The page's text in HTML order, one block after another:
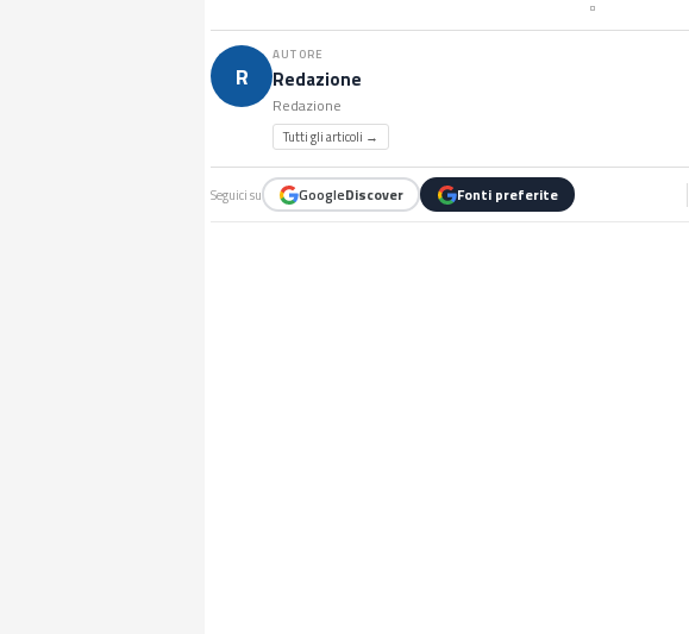
R
AUTORE
Redazione
Redazione
Tutti gli articoli →
Seguici su GoogleDiscover Fonti preferite